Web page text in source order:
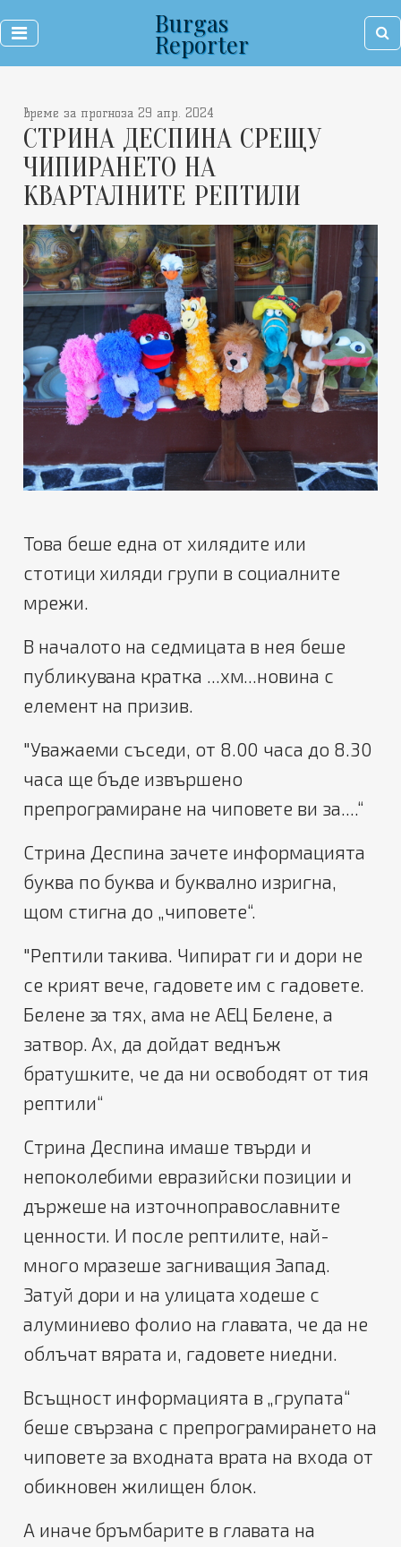
Burgas
Reporter
време за прогноза 29 апр. 2024
СТРИНА ДЕСПИНА СРЕЩУ
ЧИПИРАНЕТО НА
КВАРТАЛНИТЕ РЕПТИЛИ
Това беше една от хилядите или
стотици хиляди групи в социалните
мрежи.
В началото на седмицата в нея беше
публикувана кратка ...хм...новина с
елемент на призив.
"Уважаеми съседи, от 8.00 часа до 8.30
часа ще бъде извършено
препрограмиране на чиповете ви за....“
Стрина Деспина зачете информацията
буква по буква и буквално изригна,
щом стигна до „чиповете“.
"Рептили такива. Чипират ги и дори не
се крият вече, гадовете им с гадовете.
Белене за тях, ама не АЕЦ Белене, а
затвор. Ах, да дойдат веднъж
братушките, че да ни освободят от тия
рептили“
Стрина Деспина имаше твърди и
непоколебими евразийски позиции и
държеше на източноправославните
ценности. И после рептилите, най-
много мразеше загниващия Запад.
Затуй дори и на улицата ходеше с
алуминиево фолио на главата, че да не
облъчат вярата и, гадовете ниедни.
Всъщност информацията в „групата“
беше свързана с препрограмирането на
чиповете за входната врата на входа от
обикновен жилищен блок.
А иначе бръмбарите в главата на